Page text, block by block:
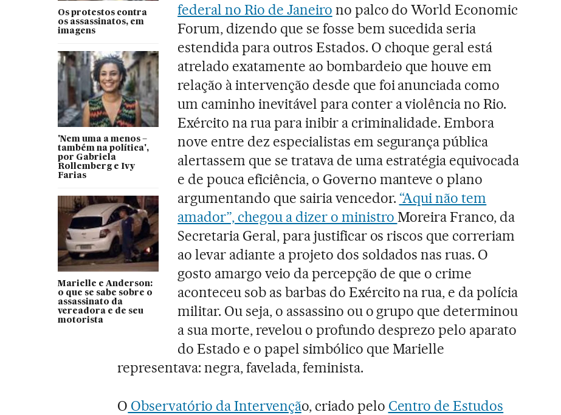
Os protestos contra
os assassinatos, em
imagens
'Nem uma a menos –
também na política',
por Gabriela
Rollemberg e Ivy
Farias
Marielle e Anderson:
o que se sabe sobre o
assassinato da
vereadora e de seu
motorista
federal no Rio de Janeiro no palco do World Economic
Forum, dizendo que se fosse bem sucedida seria
estendida para outros Estados. O choque geral está
atrelado exatamente ao bombardeio que houve em
relação à intervenção desde que foi anunciada como
um caminho inevitável para conter a violência no Rio.
Exército na rua para inibir a criminalidade. Embora
nove entre dez especialistas em segurança pública
alertassem que se tratava de uma estratégia equivocada
e de pouca eficiência, o Governo manteve o plano
argumentando que sairia vencedor. “Aqui não tem
amador”, chegou a dizer o ministro Moreira Franco, da
Secretaria Geral, para justificar os riscos que correriam
ao levar adiante a projeto dos soldados nas ruas. O
gosto amargo veio da percepção de que o crime
aconteceu sob as barbas do Exército na rua, e da polícia
militar. Ou seja, o assassino ou o grupo que determinou
a sua morte, revelou o profundo desprezo pelo aparato
do Estado e o papel simbólico que Marielle
representava: negra, favelada, feminista.
O Observatório da Intervenção, criado pelo Centro de Estudos